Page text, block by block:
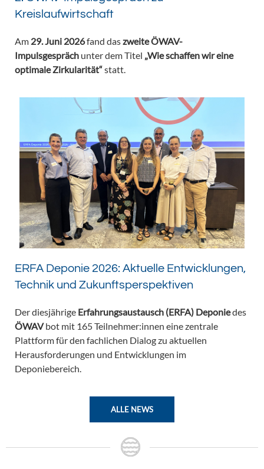
Kreislaufwirtschaft
Am 29. Juni 2026fand daszweite ÖWAV-
Impulsgespräch unter dem Titel „Wie schaffen wir eine
optimale Zirkularität“statt.
ERFA Deponie 2026: Aktuelle Entwicklungen,
Technik und Zukunftsperspektiven
Der diesjährige Erfahrungsaustausch (ERFA) Deponiedes
ÖWAVbot mit 165 Teilnehmer:innen eine zentrale
Plattform für den fachlichen Dialog zu aktuellen
Herausforderungen und Entwicklungen im
Deponiebereich.
ALLE NEWS